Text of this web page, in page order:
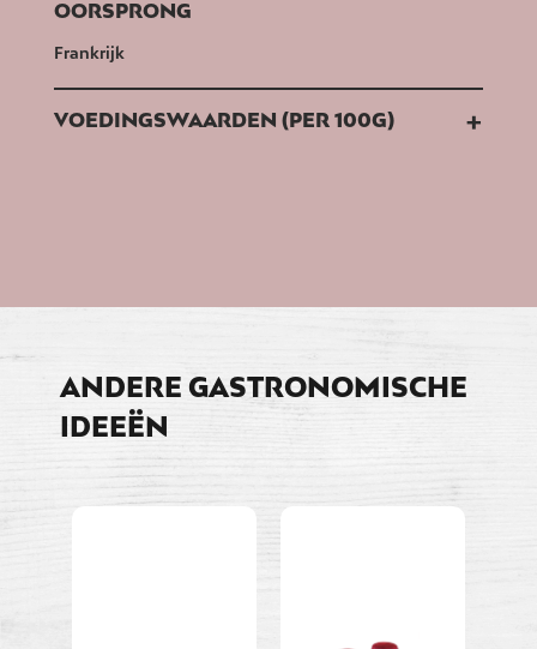
OORSPRONG
Frankrijk
VOEDINGSWAARDEN (PER 100G) +
ANDERE GASTRONOMISCHE
IDEEËN